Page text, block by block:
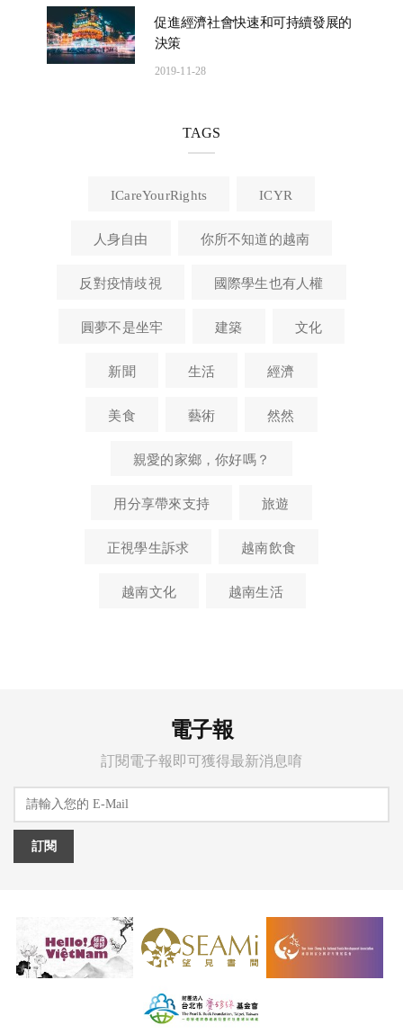
促進經濟社會快速和可持續發展的
決策
2019-11-28
TAGS
ICareYourRights ICYR
人身自由 你所不知道的越南
反對疫情歧視 國際學生也有人權
圓夢不是坐牢 建築 文化
新聞 生活 經濟
美食 藝術 然然
親愛的家鄉，你好嗎？
用分享帶來支持 旅遊
正視學生訴求 越南飲食
越南文化 越南生活
電子報
訂閱電子報即可獲得最新消息唷
訂閱